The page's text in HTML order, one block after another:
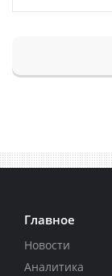
Главное
Новости
Аналитика